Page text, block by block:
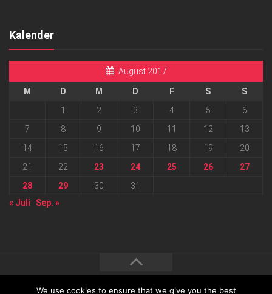
Kalender
August 2017
M D M D F S
S
1
2 3 4 5
6
7
8 9 10 11 12
13
14
15 16 17 18 19
20
21
22 23 24 25 26
27
28
29 30
31
« Juli
Sep. »
We use cookies to ensure that we give you the best